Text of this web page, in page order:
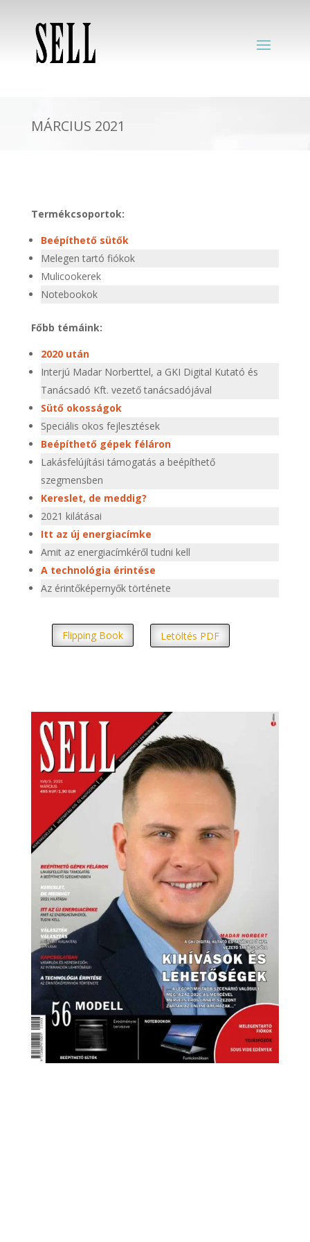
MÁRCIUS 2021
Termékcsoportok:
Beépíthető sütők
Melegen tartó fiókok
Mulicookerek
Notebookok
Főbb témáink:
2020 után
Interjú Madar Norberttel, a GKI Digital Kutató és
Tanácsadó Kft. vezető tanácsadójával
Sütő okosságok
Speciális okos fejlesztések
Beépíthető gépek féláron
Lakásfelújítási támogatás a beépíthető
szegmensben
Kereslet, de meddig?
2021 kilátásai
Itt az új energiacímke
Amit az energiacímkéről tudni kell
A technológia érintése
Az érintőképernyők története
Flipping Book Letöltés PDF